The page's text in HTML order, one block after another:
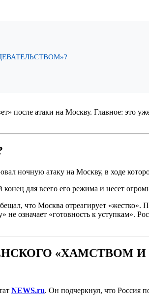
после атаки на Москву. Главное: это
ночную атаку на Москву, в ходе
конец для всего его режима и несет
что Москва отреагирует «жестко».
означает «готовность к уступкам».
«ХАМСТВОМ И
NEWS.ru. Он подчеркнул, что Россия